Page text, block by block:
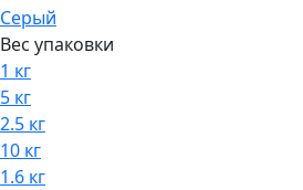
Серый
Вес упаковки
1 кг
5 кг
2.5 кг
10 кг
1.6 кг